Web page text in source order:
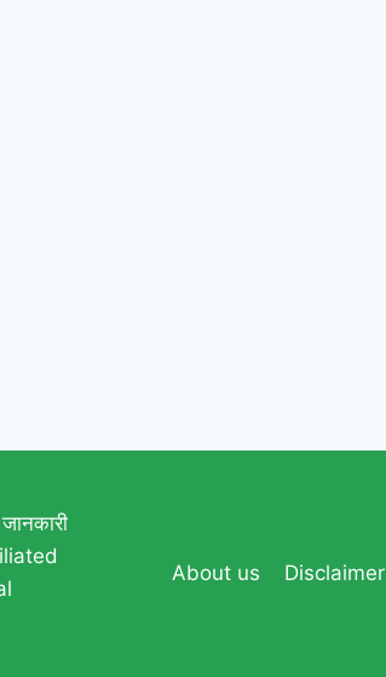
About us Disclaimer